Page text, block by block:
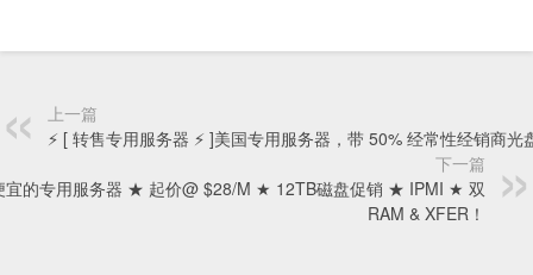
上一篇
⚡️ [ 转售专用服务器 ⚡️ ]美国专用服务器，带 50% 经常性经销商光
下一篇
宜的专用服务器 ★ 起价@ $28/M ★ 12TB磁盘促销 ★ IPMI ★ 双
RAM & XFER！